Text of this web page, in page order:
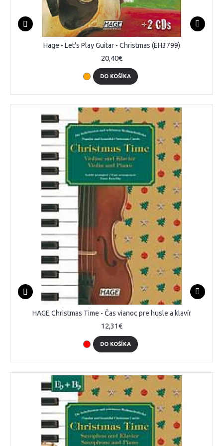
Hage - Let's Play Guitar - Christmas (EH3799)
20,40€
DO KOŠÍKA
HAGE Christmas Time - Čas vianoc pre husle a klavír
12,31€
DO KOŠÍKA